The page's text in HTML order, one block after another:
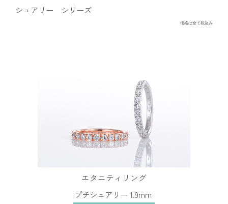
シュアリー シリーズ
価格は全て税込み
エタニティリング
プチシュアリー 1.9mm